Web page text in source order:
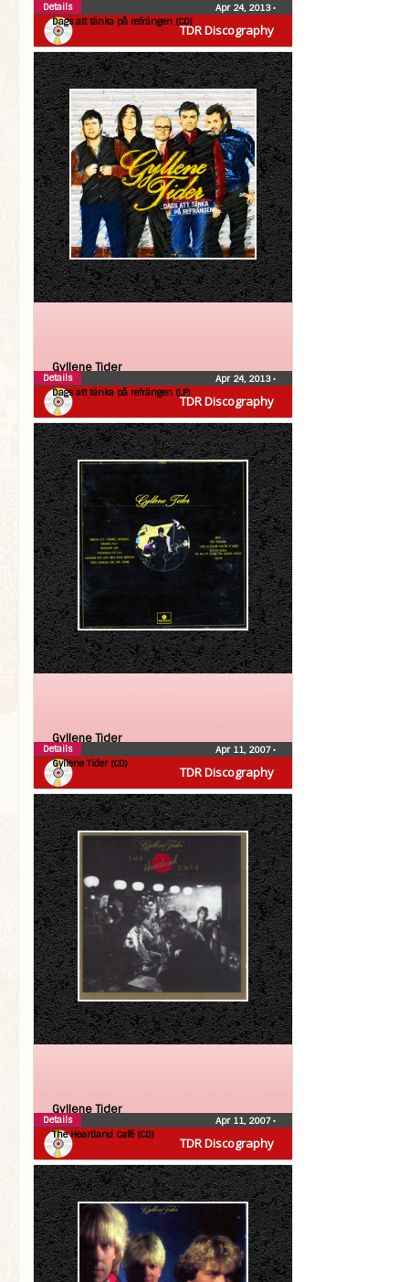
TDR Discography
Dags att tänka på refrängen (CD)
Apr 24, 2013•
Details
TDR Discography
Gyllene Tider
Dags att tänka på refrängen (LP)
Apr 24, 2013•
Details
TDR Discography
Gyllene Tider
Gyllene Tider (CD)
Apr 11, 2007•
Details
TDR Discography
Gyllene Tider
The Heartland Café (CD)
Apr 11, 2007•
Details